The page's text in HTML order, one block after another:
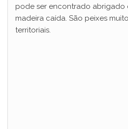
pode ser encontrado abrigado
madeira caída. São peixes
territoriais.